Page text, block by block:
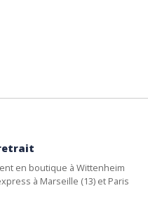
en boutique à Wittenheim
à Marseille (13) et Paris